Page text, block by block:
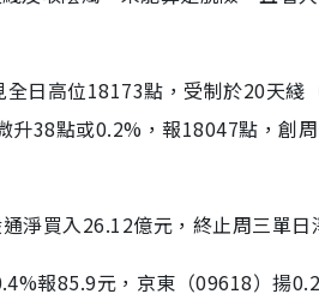
日高位18173點，受制於20天綫
38點或0.2%，報18047點，創
淨買入26.12億元，終止周三單日
報85.9元，京東（09618）揚